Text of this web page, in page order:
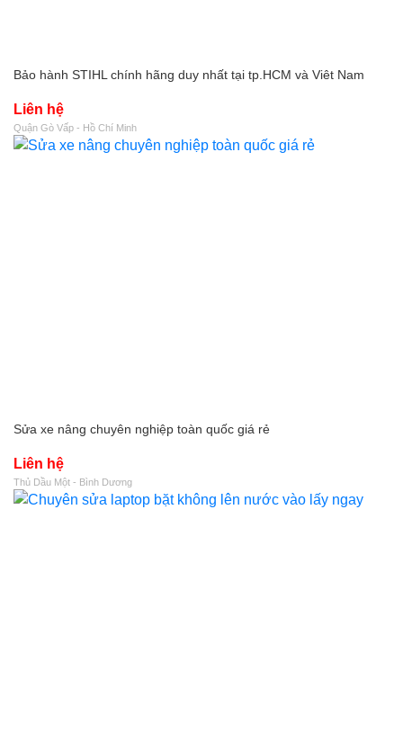
Bảo hành STIHL chính hãng duy nhất tại tp.HCM và Viêt Nam
Liên hệ
Quận Gò Vấp - Hồ Chí Minh
Sửa xe nâng chuyên nghiệp toàn quốc giá rẻ
Liên hệ
Thủ Dầu Một - Bình Dương